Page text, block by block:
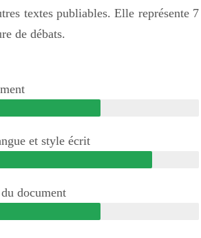
textes publiables. Elle représente 7
de débats.
et style écrit
document